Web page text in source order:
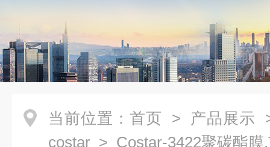
当前位置： 首页 > 产品展示
costar > Costar-3422聚碳酯膜